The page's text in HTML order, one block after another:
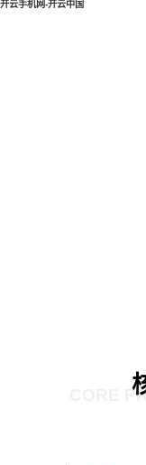
开云手机网-开云中国
CORE